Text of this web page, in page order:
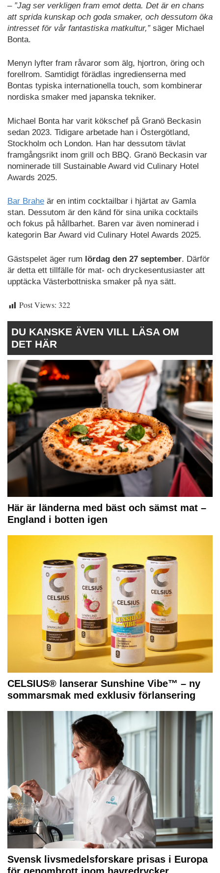
– ”Jag ser verkligen fram emot detta. Det är en chans
att sprida kunskap och goda smaker, och dessutom öka
intresset för vår fantastiska matkultur,”säger Michael
Bonta.
Menyn lyfter fram råvaror som älg, hjortron, öring och
forellrom. Samtidigt förädlas ingredienserna med
Bontas typiska internationella touch, som kombinerar
nordiska smaker med japanska tekniker.
Michael Bonta har varit kökschef på Granö Beckasin
sedan 2023. Tidigare arbetade han i Östergötland,
Stockholm och London. Han har dessutom tävlat
framgångsrikt inom grill och BBQ. Granö Beckasin var
nominerade till Sustainable Award vid Culinary Hotel
Awards 2025.
Bar Brahe är en intim cocktailbar i hjärtat av Gamla
stan. Dessutom är den känd för sina unika cocktails
och fokus på hållbarhet. Baren var även nominerad i
kategorin Bar Award vid Culinary Hotel Awards 2025.
Gästspelet äger rum lördag den 27 september. Därför
är detta ett tillfälle för mat- och dryckesentusiaster att
upptäcka Västerbottniska smaker på nya sätt.
Post Views: 322
DU KANSKE ÄVEN VILL LÄSA OM
DET HÄR
Här är länderna med bäst och sämst mat –
England i botten igen
CELSIUS® lanserar Sunshine Vibe™ – ny
sommarsmak med exklusiv förlansering
Svensk livsmedelsforskare prisas i Europa